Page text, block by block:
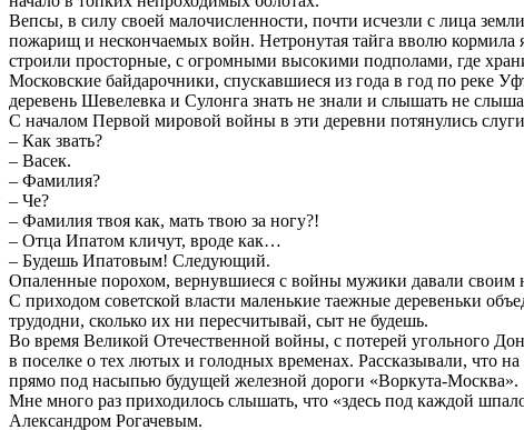
Вепсы, в силу своей малочисленности, почти исчезли с лица
пожарищ и нескончаемых войн. Нетронутая тайга вволю кормила
строили просторные, с огромными высокими подполами, где
Московские байдарочники, спускавшиеся из года в год по реке
деревень Шевелевка и Сулонга знать не знали и слышать не
С началом Первой мировой войны в эти деревни потянулись
– Как звать?
– Васек.
– Фамилия?
– Че?
– Фамилия твоя как, мать твою за ногу?!
– Отца Ипатом кличут, вроде как…
– Будешь Ипатовым! Следующий.
Опаленные порохом, вернувшиеся с войны мужики давали
С приходом советской власти маленькие таежные деревеньки
трудодни, сколько их ни пересчитывай, сыт не будешь.
Во время Великой Отечественной войны, с потерей угольного
в поселке о тех лютых и голодных временах. Рассказывали, что
прямо под насыпью будущей железной дороги «Воркута-Москва».
Мне много раз приходилось слышать, что «здесь под каждой
Александром Рогачевым.